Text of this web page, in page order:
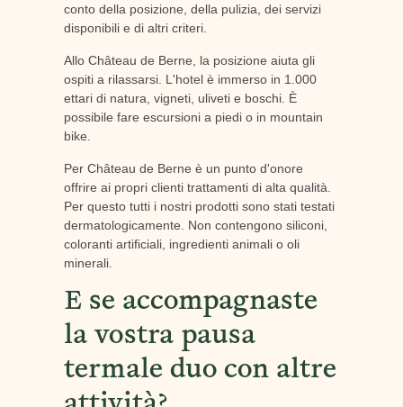
conto della posizione, della pulizia, dei servizi
disponibili e di altri criteri.
Allo Château de Berne, la posizione aiuta gli
ospiti a rilassarsi. L'hotel è immerso in 1.000
ettari di natura, vigneti, uliveti e boschi. È
possibile fare escursioni a piedi o in mountain
bike.
Per Château de Berne è un punto d'onore
offrire ai propri clienti trattamenti di alta qualità.
Per questo tutti i nostri prodotti sono stati testati
dermatologicamente. Non contengono siliconi,
coloranti artificiali, ingredienti animali o oli
minerali.
E se accompagnaste
la vostra pausa
termale duo con altre